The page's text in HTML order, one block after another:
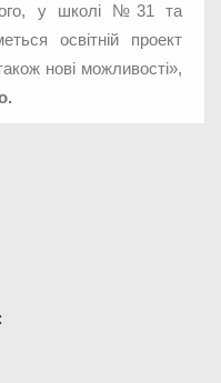
у школі №31 та
освітній проект
нові можливості»,